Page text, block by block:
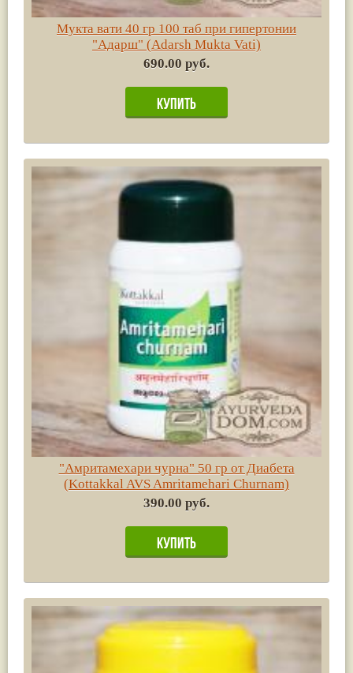
Мукта вати 40 гр 100 таб при гипертонии
"Адарш" (Adarsh Mukta Vati)
690.00 руб.
"Амритамехари чурна" 50 гр от Диабета
(Kottakkal AVS Amritamehari Churnam)
390.00 руб.